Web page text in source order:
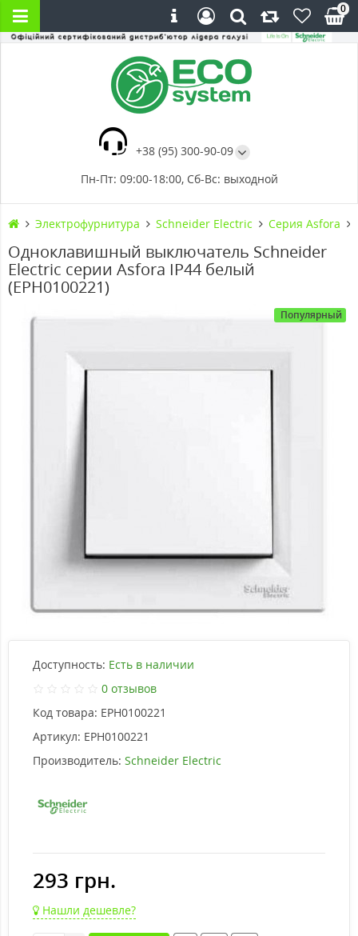
+38 (95) 300-90-09
Пн-Пт: 09:00-18:00, Сб-Вс: выходной
0
Электрофурнитура Schneider Electric Серия Asfora
Одноклавишный выключатель Schneider
Electric серии Asfora IP44 белый
(EPH0100221)
Популярный
Доступность: Есть в наличии
0 отзывов
Код товара: EPH0100221
Артикул: EPH0100221
Производитель: Schneider Electric
293 грн.
Нашли дешевле?